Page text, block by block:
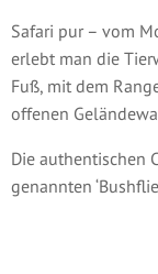
Safari pur – vom
erlebt man die
Fuß, mit dem
offenen
Die authentischen
genannten